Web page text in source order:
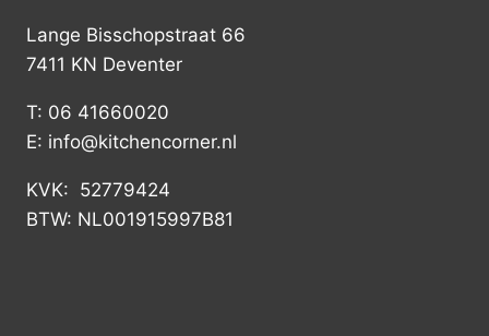
Lange Bisschopstraat 66
7411 KN Deventer
T: 06 41660020
E: info@kitchencorner.nl
KVK: 52779424
BTW: NL001915997B81